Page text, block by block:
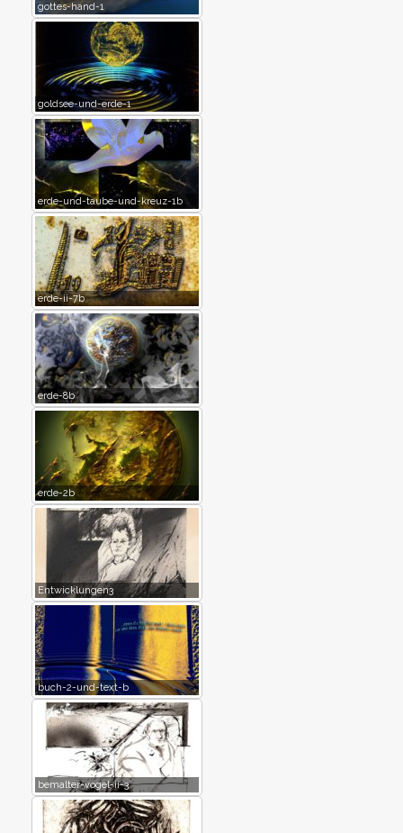
gottes-hand-1
goldsee-und-erde-1
erde-und-taube-und-kreuz-1b
erde-ii-7b
erde-8b
erde-2b
Entwicklungen3
buch-2-und-text-b
bemalter-vogel-ii-3